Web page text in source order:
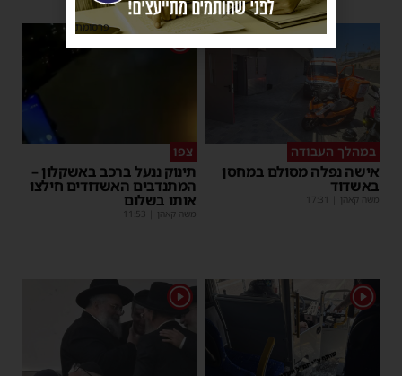
במהלך העבודה
אישה נפלה מסולם במחסן
באשדוד
משה קאהן 17:31
1
צפו
תינוק ננעל ברכב באשקלון –
המתנדבים האשדודים חילצו
אותו בשלום
משה קאהן 11:53
1
1
פרסומת